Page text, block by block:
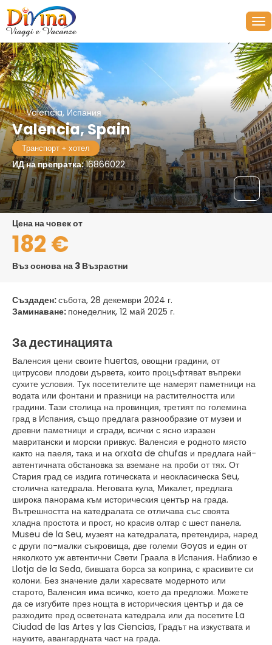
Valencia, Испания
Valencia, Spain
Транспорт + хотел
ИД на препратка:16866022
цена на човек от
182 €
Въз основа на 3 Възрастни
Създаден:събота, 28 декември 2024 г.
Заминаване: понеделник, 12 май 2025 г.
За дестинацията
Валенсия цени своите huertas, овощни градини, от
цитрусови плодови дървета, които процъфтяват въпреки
сухите условия. Тук посетителите ще намерят паметници на
водата или фонтани и празници на растителността или
градини. Тази столица на провинция, третият по големина
град в Испания, също предлага разнообразие от музеи и
древни паметници и сгради, всички с ясно изразен
мавритански и морски привкус. Валенсия е родното място
както на паеля, така и на orxata de chufas и предлага най-
автентичната обстановка за вземане на проби от тях. От
Стария град се издига готическата и неокласическа Seu,
столична катедрала. Неговата кула, Микалет, предлага
широка панорама към историческия център на града.
Вътрешността на катедралата се отличава със своята
хладна простота и прост, но красив олтар с шест панела.
Museu de la Seu, музеят на катедралата, претендира, наред
с други по-малки съкровища, две големи Goyas и един от
няколкото уж автентични Свети Граала в Испания. Наблизо е
Llotja de la Seda, бившата борса за коприна, с красивите си
колони. Без значение дали харесвате модерното или
старото, Валенсия има всичко, което да предложи. Можете
да се изгубите през нощта в историческия център и да се
разходите пред осветената катедрала или да посетите La
Ciudad de las Artes y las Ciencias, Градът на изкуствата и
науките, авангардната част на града.